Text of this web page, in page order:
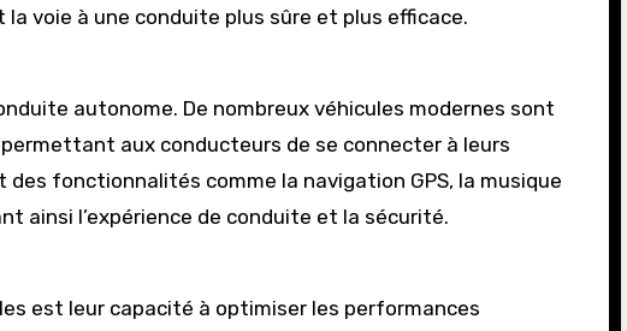
voie à une conduite plus sûre et plus efficace.
autonome. De nombreux véhicules modernes sont
aux conducteurs de se connecter à leurs
fonctionnalités comme la navigation GPS, la musique
ainsi l’expérience de conduite et la sécurité.
est leur capacité à optimiser les performances